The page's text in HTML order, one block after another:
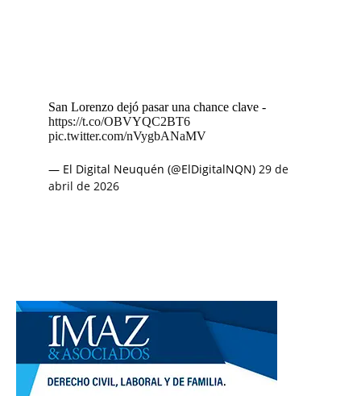
San Lorenzo dejó pasar una chance clave -
https://t.co/OBVYQC2BT6
pic.twitter.com/nVygbANaMV
— El Digital Neuquén (@ElDigitalNQN) 29 de
abril de 2026